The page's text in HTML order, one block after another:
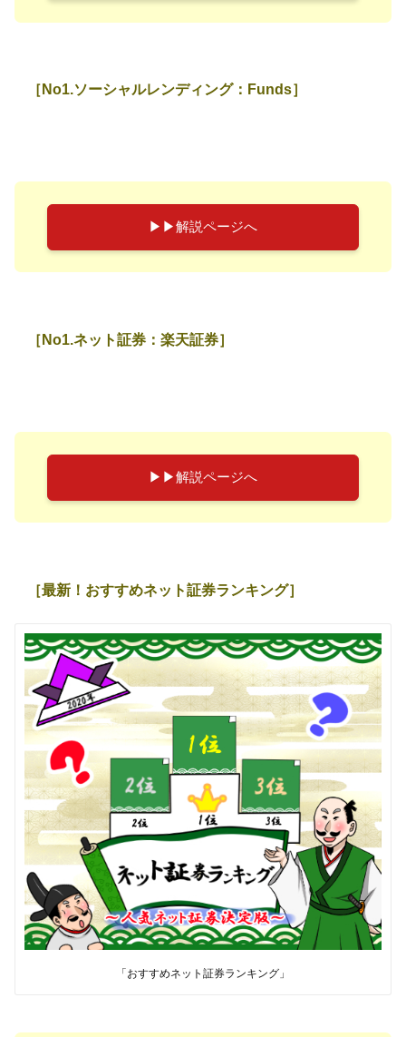
［No1.ソーシャルレンディング：Funds］
▶︎▶︎解説ページへ
［No1.ネット証券：楽天証券］
▶︎▶︎解説ページへ
［最新！おすすめネット証券ランキング］
「おすすめネット証券ランキング」